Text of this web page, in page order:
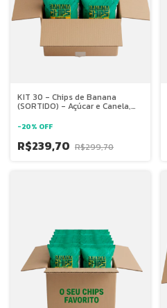
KIT 30 - Chips de Banana
(SORTIDO) - Açúcar e Canela,
Sal e Cebola e Salsa
-20% OFF
R$239,70 R$299,70